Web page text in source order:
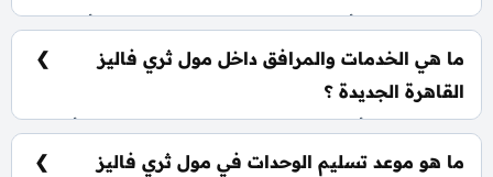
يمكنك الحجز بأقل مقدم مع التقسيط المريح على أطول
الفترات الخالية من أي فوائد، كما سيتم طرح الأنظمة للعلن
بالقريب العاجل.
ما هي الخدمات والمرافق داخل مول ثري فاليز
القاهرة الجديدة ؟
يشمل المول أنظمة ذكية، سلالم ومصاعد بانورامية، أسرع
مولدات كهربائية وإطفاء حرائق، جراجات واسعة،
وحراسات أمنية مشددة.
ما هو موعد تسليم الوحدات في مول ثري فاليز